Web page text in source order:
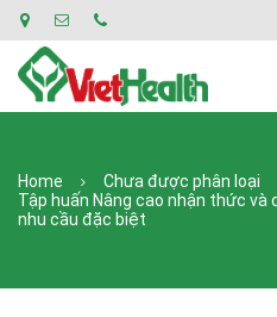
Home
Chưa được phân loại
Tập huấn Nâng cao nhận thức
nhu cầu đặc biệt